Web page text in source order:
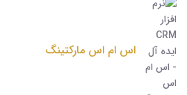
اس ام اس مارکتینگ